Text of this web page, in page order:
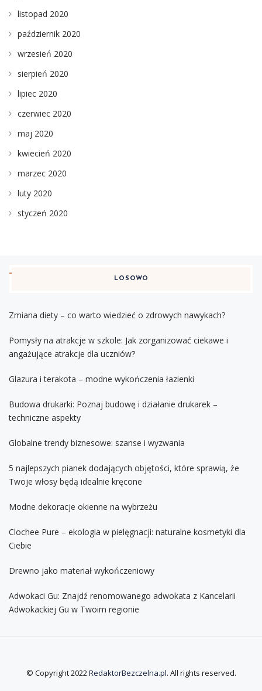
listopad 2020
październik 2020
wrzesień 2020
sierpień 2020
lipiec 2020
czerwiec 2020
maj 2020
kwiecień 2020
marzec 2020
luty 2020
styczeń 2020
LOSOWO
Zmiana diety – co warto wiedzieć o zdrowych nawykach?
Pomysły na atrakcje w szkole: Jak zorganizować ciekawe i
angażujące atrakcje dla uczniów?
Glazura i terakota – modne wykończenia łazienki
Budowa drukarki: Poznaj budowę i działanie drukarek –
techniczne aspekty
Globalne trendy biznesowe: szanse i wyzwania
5 najlepszych pianek dodających objętości, które sprawią, że
Twoje włosy będą idealnie kręcone
Modne dekoracje okienne na wybrzeżu
Clochee Pure – ekologia w pielęgnacji: naturalne kosmetyki dla
Ciebie
Drewno jako materiał wykończeniowy
Adwokaci Gu: Znajdź renomowanego adwokata z Kancelarii
Adwokackiej Gu w Twoim regionie
© Copyright 2022RedaktorBezczelna.pl. All rights reserved.